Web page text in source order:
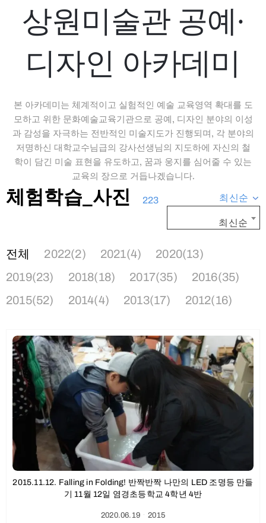
상원미술관 공예·
디자인 아카데미
본 아카데미는 체계적이고 실험적인 예술 교육영역 확대를 도
모하고 위한 문화예술교육기관으로 공예, 디자인 분야의 이성
과 감성을 자극하는 전반적인 미술지도가 진행되며, 각 분야의
저명하신 대학교수님급의 강사선생님의 지도하에 자신의 철
학이 담긴 미술 표현을 유도하고, 꿈과 웅지를 심어줄 수 있는
교육의 장으로 거듭나겠습니다.
체험학습_사진 223 최신순
최신순
전체 2022(2) 2021(4)
2020(13)
2019(23)
2018(18) 2017(35)
2016(35)
2015(52)
2014(4) 2013(17) 2012(16)
2015.11.12. Falling in Folding! 반짝반짝 나만의 LED 조명등 만들
기 11월 12일 염경초등학교 4학년 4반
2020.06.19ㆍ2015